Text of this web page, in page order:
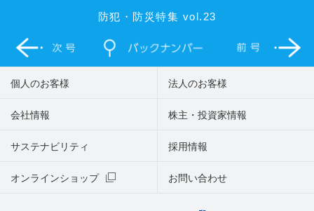
防犯・防災特集 vol.23
個人のお客様 法人のお客様
会社情報 株主・投資家情報
サステナビリティ
オンラインショップ お問い合わせ
採用情報